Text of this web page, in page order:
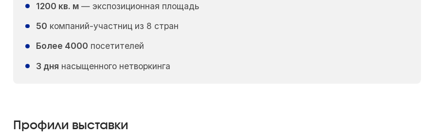
1200 кв. м— экспозиционная площадь
50 компаний-участниц из 8 стран
Более 4000 посетителей
3 дня насыщенного нетворкинга
Профили выставки